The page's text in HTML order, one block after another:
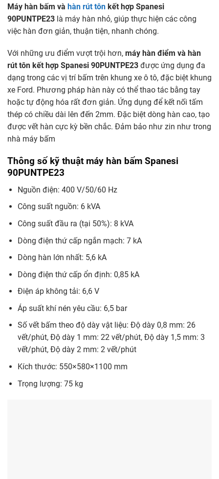
Máy hàn bấm và hàn rút tôn kết hợp Spanesi
90PUNTPE23 là máy hàn nhỏ, giúp thực hiện các công
việc hàn đơn giản, thuận tiện, nhanh chóng.
Với những ưu điểm vượt trội hơn, máy hàn điểm và hàn
rút tôn kết hợp Spanesi 90PUNTPE23 được ứng dụng đa
dạng trong các vị trí bấm trên khung xe ô tô, đặc biệt khung
xe Ford. Phương pháp hàn này có thể thao tác bằng tay
hoặc tự động hóa rất đơn giản. Ứng dụng để kết nối tấm
thép có chiều dài lên đến 2mm. Đặc biệt dòng hàn cao, tạo
được vết hàn cực kỳ bền chắc. Đảm bảo như zin như trong
nhà máy bấm
Thông số kỹ thuật máy hàn bấm Spanesi
90PUNTPE23
Nguồn điện: 400 V/50/60 Hz
Công suất nguồn: 6 kVA
Công suất đầu ra (tại 50%): 8 kVA
Dòng điện thứ cấp ngắn mạch: 7 kA
Dòng hàn lớn nhất: 5,6 kA
Dòng điện thứ cấp ổn định: 0,85 kA
Điện áp không tải: 6,6 V
Áp suất khí nén yêu cầu: 6,5 bar
Số vết bấm theo độ dày vật liệu: Độ dày 0,8 mm: 26
vết/phút, Độ dày 1 mm: 22 vết/phút, Độ dày 1,5 mm: 3
vết/phút, Độ dày 2 mm: 2 vết/phút
Kích thước: 550×580×1100 mm
Trọng lượng: 75 kg